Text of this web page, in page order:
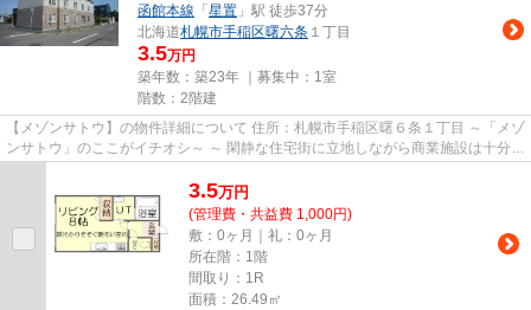
函館本線 「 星置 」駅 徒歩37分
北海道札幌市手稲区曙六条 １丁目
3.5万円
築年数：築23年 ｜募集中： 1室
階数：2階建
【メゾンサトウ】の物件詳細について 住所：札幌市手稲区曙６条１丁目 ～「メゾ
ンサトウ」のここがイチオシ～ ～ 閑静な住宅街に立地しながら商業施設は十分に
3.5万円
(管理費・共益費 1,000円)
敷：0ヶ月｜礼：0ヶ月
所在階：1階
間取り：1R
面積：26.49㎡